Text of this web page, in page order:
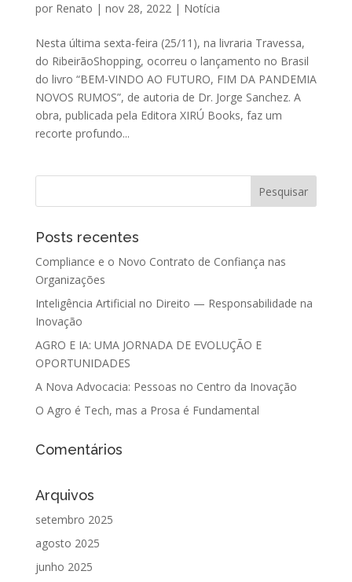
por Renato | nov 28, 2022| Notícia
Nesta última sexta-feira (25/11), na livraria Travessa,
do RibeirãoShopping, ocorreu o lançamento no Brasil
do livro “BEM-VINDO AO FUTURO, FIM DA PANDEMIA
NOVOS RUMOS”, de autoria de Dr. Jorge Sanchez. A
obra, publicada pela Editora XIRÚ Books, faz um
recorte profundo...
Posts recentes
Compliance e o Novo Contrato de Confiança nas
Organizações
Inteligência Artificial no Direito — Responsabilidade na
Inovação
AGRO E IA: UMA JORNADA DE EVOLUÇÃO E
OPORTUNIDADES
A Nova Advocacia: Pessoas no Centro da Inovação
O Agro é Tech, mas a Prosa é Fundamental
Comentários
Arquivos
setembro 2025
agosto 2025
junho 2025